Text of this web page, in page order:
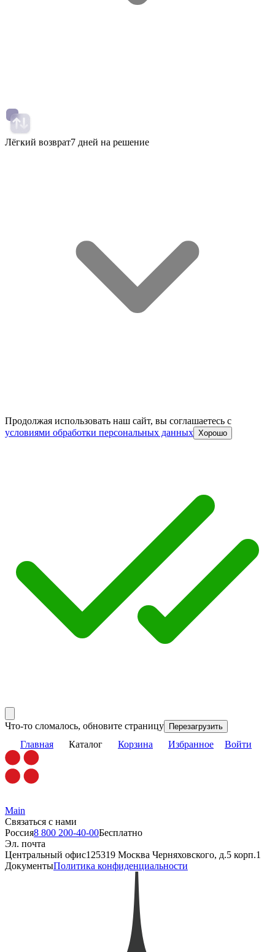
Лёгкий возврат7 дней на решение
Продолжая использовать наш сайт, вы соглашаетесь c
условиями обработки персональных данных Хорошо
Что-то сломалось, обновите страницу Перезагрузить
Главная Каталог Корзина Избранное Войти
Main
Связаться с нами
Россия8 800 200-40-00Бесплатно
Эл. почта
Центральный офис125319 Москва Черняховского, д.5 корп.1
ДокументыПолитика конфиденциальности